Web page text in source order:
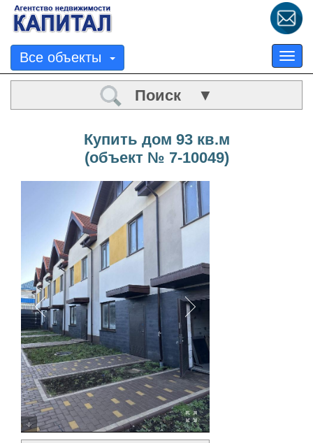
Все объекты
Поиск ▼
Купить дом 93 кв.м
(объект № 7-10049)